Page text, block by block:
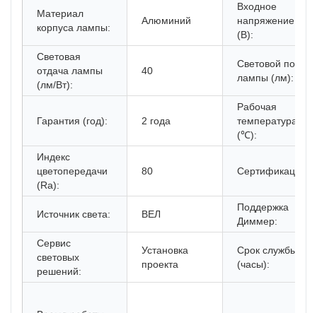
Материал
корпуса лампы:
Алюминий
Входное
напряжение
(В):
Световая
отдача лампы
(лм/Вт):
40
Световой поток
лампы (лм):
Гарантия (год): 2 года
Рабочая
температура
(℃):
Индекс
цветопередачи
(Ra):
80 Сертификация:
Источник света: ВЕЛ
Поддержка
Диммер:
Сервис
световых
решений:
Установка
проекта
Срок службы
(часы):